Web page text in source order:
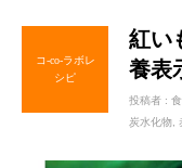
コ-co-ラボレ
シピ
紅い
養表
投稿者 :
炭水化物